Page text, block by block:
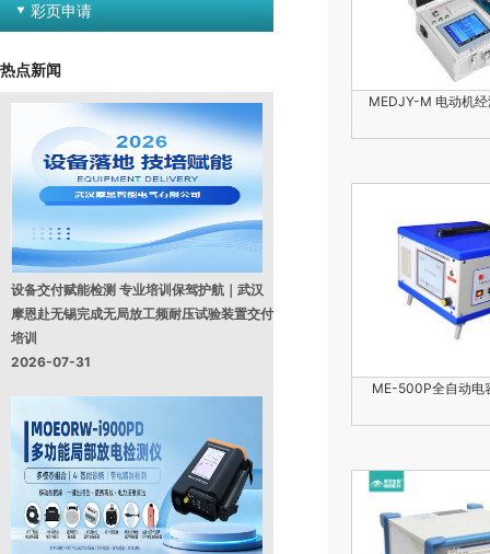
彩页申请
热点新闻
设备交付赋能检测 专业培训保驾护航｜武汉
摩恩赴无锡完成无局放工频耐压试验装置交付
培训
2026-07-31
MEDJY-M 电动机
ME-500P全自动电